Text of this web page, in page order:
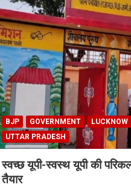
BJP GOVERNMENT LUCKNOW
UTTAR PRADESH
स्वच्छ यूपी-स्वस्थ यूपी की
तैयार